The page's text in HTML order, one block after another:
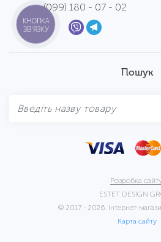
(099) 180 - 07 - 02
Пошук
Розробка
ESTET DESIGN
© 2017 - 2026. Інтернет-
Карта сайту
КНОПКА
ЗВ'ЯЗКУ